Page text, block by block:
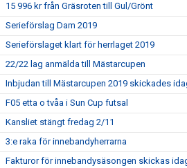
15 996 kr från Gräsroten till Gul/Grönt
Serieförslag Dam 2019
Serieförslaget klart för herrlaget 2019
22/22 lag anmälda till Mästarcupen
Inbjudan till Mästarcupen 2019 skickades
F05 etta o tvåa i Sun Cup futsal
Kansliet stängt fredag 2/11
3:e raka för innebandyherrarna
Fakturor för innebandysäsongen skickas